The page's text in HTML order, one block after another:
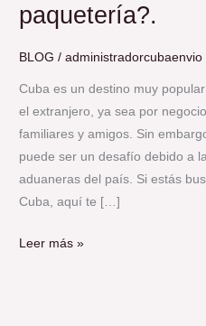
paquetería?.
BLOG /administradorcubaenvio
Cuba es un destino muy
el extranjero, ya sea por
familiares y amigos. Sin
puede ser un desafío debido a
aduaneras del país. Si estás
Cuba, aquí te […]
Leer más »